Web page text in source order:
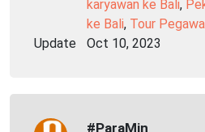
karyawan ke Bali,
ke Bali, Tour
Update
Oct 10, 2023
#ParaMin